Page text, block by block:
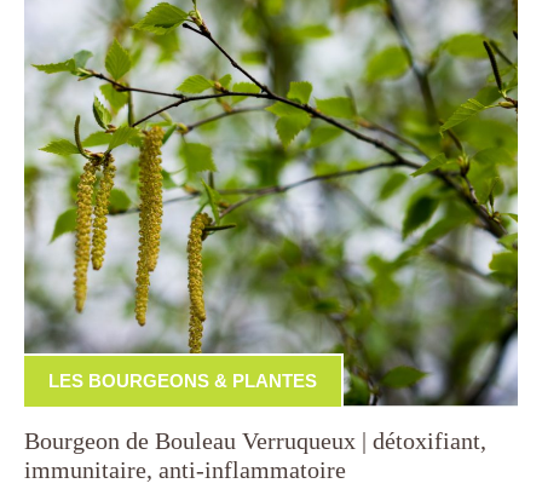
LES BOURGEONS & PLANTES
Bourgeon de Bouleau Verruqueux | détoxifiant,
immunitaire, anti-inflammatoire